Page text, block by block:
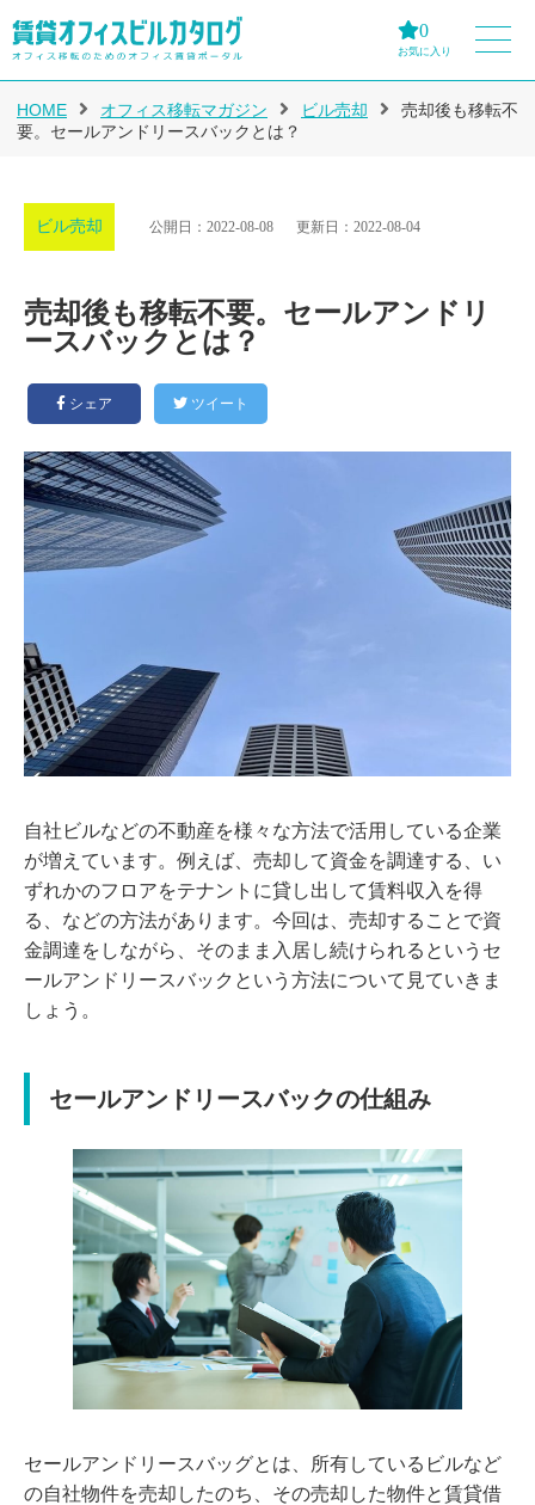
0
お気に入り
HOME オフィス移転マガジン ビル売却
売却後も移転不
要。セールアンドリースバックとは？
ビル売却 公開日：2022-08-08 更新日：2022-08-04
売却後も移転不要。セールアンドリ
ースバックとは？
シェア ツイート
自社ビルなどの不動産を様々な方法で活用している企業
が増えています。例えば、売却して資金を調達する、い
ずれかのフロアをテナントに貸し出して賃料収入を得
る、などの方法があります。今回は、売却することで資
金調達をしながら、そのまま入居し続けられるというセ
ールアンドリースバックという方法について見ていきま
しょう。
セールアンドリースバックの仕組み
セールアンドリースバッグとは、所有しているビルなど
の自社物件を売却したのち、その売却した物件と賃貸借